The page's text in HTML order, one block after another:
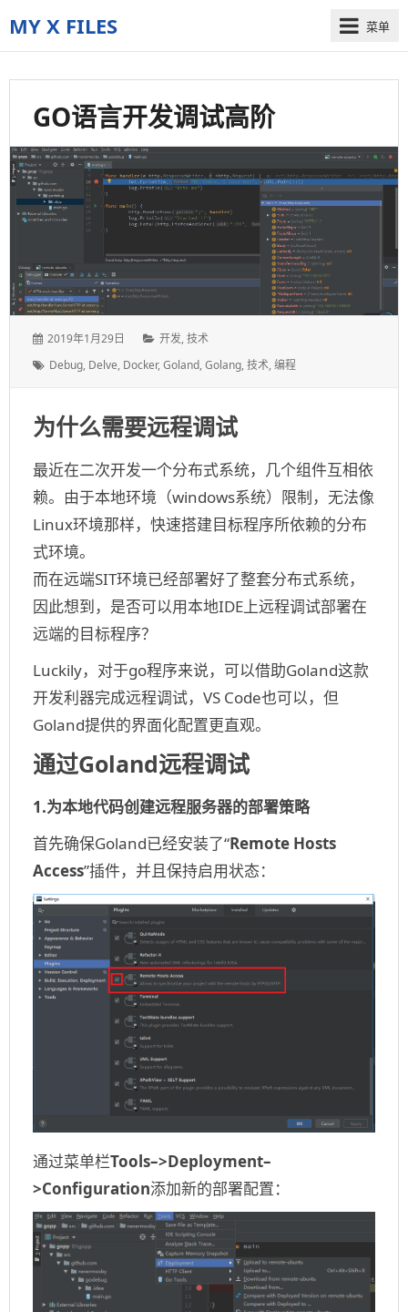
MY X FILES
The
truth
菜单
GO语言开发调试高阶
发
于：
2019年1月29日
分
开发,技术
标
Debug, Delve, Docker,Goland,Golang,技术,编程
为什么需要远程调试
最近在二次开发一个分布式系统，几个组件互相依
赖。由于本地环境（windows系统）限制，无法像
Linux环境那样，快速搭建目标程序所依赖的分布
式环境。
而在远端SIT环境已经部署好了整套分布式系统，
因此想到，是否可以用本地IDE上远程调试部署在
远端的目标程序？
Luckily，对于go程序来说，可以借助Goland这款
开发利器完成远程调试，VS Code也可以，但
Goland提供的界面化配置更直观。
通过Goland远程调试
1.为本地代码创建远程服务器的部署策略
首先确保Goland已经安装了“Remote Hosts
Access”插件，并且保持启用状态：
通过菜单栏Tools–>Deployment–
>Configuration添加新的部署配置：